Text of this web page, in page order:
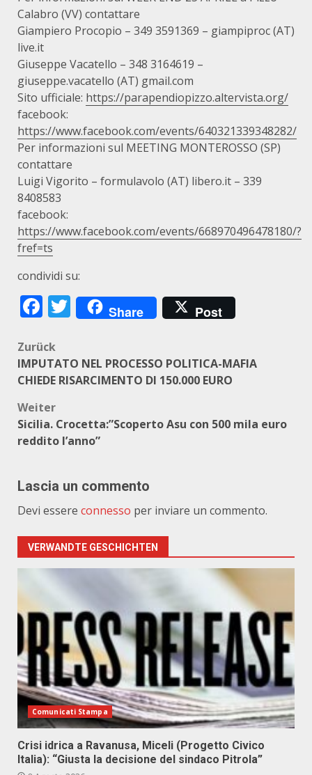
Calabro (VV) contattare
Giampiero Procopio – 349 3591369 – giampiproc (AT)
live.it
Giuseppe Vacatello – 348 3164619 –
giuseppe.vacatello (AT) gmail.com
Sito ufficiale: https://parapendiopizzo.altervista.org/
facebook:
https://www.facebook.com/events/640321339348282/
Per informazioni sul MEETING MONTEROSSO (SP)
contattare
Luigi Vigorito – formulavolo (AT) libero.it – 339
8408583
facebook:
https://www.facebook.com/events/668970496478180/?
fref=ts
condividi su:
Facebook
Twitter
Share Post
Beitragsnavigation
Zurück
IMPUTATO NEL PROCESSO POLITICA-MAFIA
CHIEDE RISARCIMENTO DI 150.000 EURO
Weiter
Sicilia. Crocetta:”Scoperto Asu con 500 mila euro
reddito l’anno”
Lascia un commento
Devi essere connesso per inviare un commento.
VERWANDTE GESCHICHTEN
Comunicati Stampa
Crisi idrica a Ravanusa, Miceli (Progetto Civico
Italia): “Giusta la decisione del sindaco Pitrola”